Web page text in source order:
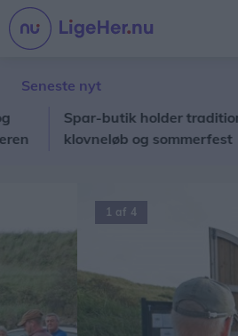
Seneste nyt
Spar-butik holder traditionsrigt
klovneløb og sommerfest